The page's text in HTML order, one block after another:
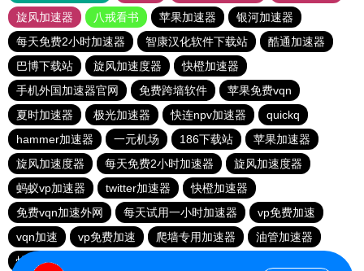
旋风加速器
八戒看书 苹果加速器
银河加速器
每天免费2小时加速器
智康汉化软件下载站
酷通加速器
巴博下载站
旋风加速度器
快橙加速器
手机外国加速器官网
免费跨墙软件
苹果免费vqn
夏时加速器
极光加速器 快连npv加速器
quickq
hammer加速器
一元机场 186下载站
苹果加速器
旋风加速度器
每天免费2小时加速器
旋风加速度器
蚂蚁vp加速器
twitter加速器
快橙加速器
免费vqn加速外网
每天试用一小时加速器
vp免费加速
vqn加速
vp免费加速 爬墙专用加速器
油管加速器
快连vn破解版